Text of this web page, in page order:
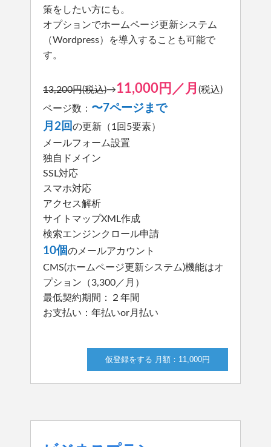
策をしたい方にも。
オプションでホームページ更新システム
（Wordpress）を導入することも可能で
す。
13,200円(税込)→11,000円／月 (税込)
ページ数： 〜7ページまで
月2回の更新（1回5要素）
メールフォーム設置
独自ドメイン
SSL対応
スマホ対応
アクセス解析
サイトマップXML作成
検索エンジンクロール申請
10個のメールアカウント
CMS(ホームページ更新システム)機能はオ
プション（3,300／月）
最低契約期間：２年間
お支払い：年払いor月払い
仮登録をする 月額：11,000円